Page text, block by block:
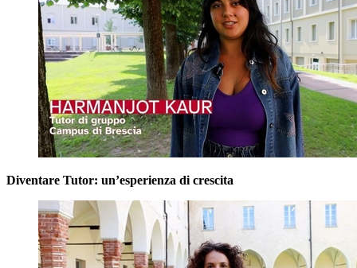
Diventare Tutor: un’esperienza di crescita